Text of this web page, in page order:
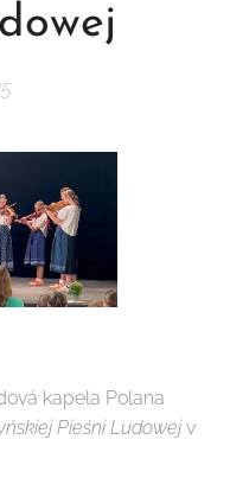
kapela Polana
Pieśni Ludowejv